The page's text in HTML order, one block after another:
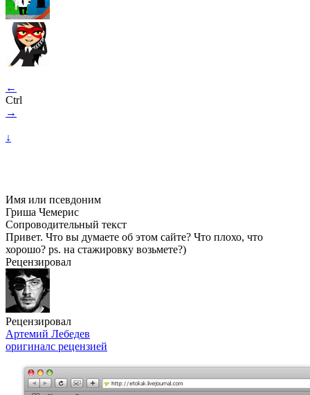
←
Ctrl
→
↓
Имя или псевдоним
Гриша Чемерис
Сопроводительный текст
Привет. Что вы думаете об этом сайте? Что плохо, что
хорошо? ps. на стажировку возьмете?)
Рецензировал
Рецензировал
Артемий Лебедев
оригиналс рецензией